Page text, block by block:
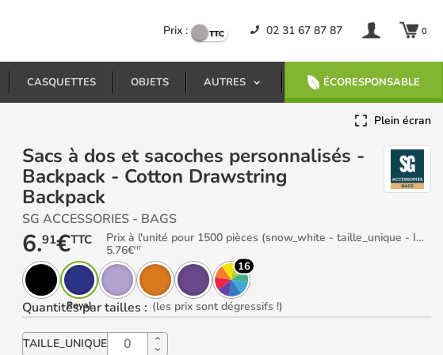
Prix : 02 31 67 87 87 0
CASQUETTES OBJETS AUTRES ÉCORESPONSABLE
Plein écran
Sacs à dos et sacoches personnalisés -
Backpack - Cotton Drawstring
Backpack
SG ACCESSORIES - BAGS
6.91€TTC
Prix à l'unité pour 1500 pièces (snow_white - taille_unique - Impression Position centrale)
5.76€HT
Royal
16
Quantitéspar tailles : (les prix sont dégressifs !)
TAILLE_UNIQUE